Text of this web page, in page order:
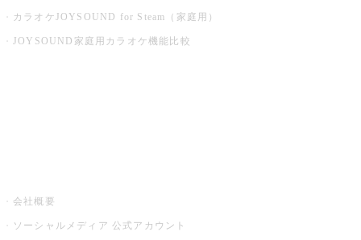
カラオケJOYSOUND for Steam（家庭用）
JOYSOUND家庭用カラオケ機能比較
会社概要
ソーシャルメディア 公式アカウント